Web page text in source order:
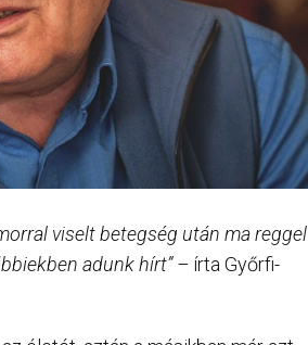
viselt betegség után ma reggel
adunk hírt” – írta Győrfi-